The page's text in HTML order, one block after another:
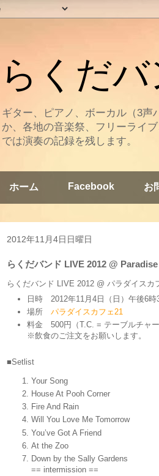
らくだ
ギター、ピアノ、ボーカル（3声
か、各地の音楽祭、フリーライ
では演奏の記録を残します。
ホーム Facebook お
2012年11月4日日曜日
らくだバンド LIVE 2012 @
らくだバンド LIVE 2012 @ パラダイスカ
日時 2012年11月4日（日）午後6時
場所 パラダイスカフェ21
料金 500円（T.C. = テーブルチャー
※飲食のご注文をお願いします。
■Setlist
Your Song
House At Pooh Corner
Fire And Rain
Will You Love Me Tomorrow
You’ve Got A Friend
At the Zoo
Down by the Sally Gardens
== intermission ==